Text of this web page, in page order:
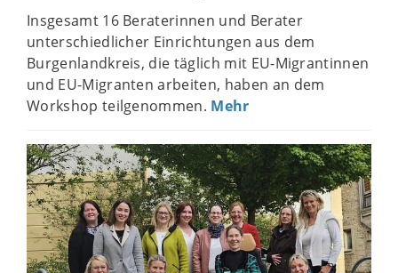
Insgesamt 16 Beraterinnen und Berater
unterschiedlicher Einrichtungen aus dem
Burgenlandkreis, die täglich mit EU-Migrantinnen
und EU-Migranten arbeiten, haben an dem
Workshop teilgenommen. Mehr